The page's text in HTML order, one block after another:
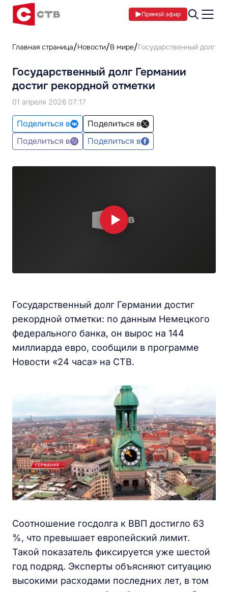
Прямой эфир
Главная страница Новости В мире Государственный долг
Государственный долг Германии
достиг рекордной отметки
01 апреля 2026 07:17
Поделиться в
Поделиться в
Поделиться в
Поделиться в
Государственный долг Германии достиг
рекордной отметки: по данным Немецкого
федерального банка, он вырос на 144
миллиарда евро, сообщили в программе
Новости «24 часа» на СТВ.
Соотношение госдолга к ВВП достигло 63
%, что превышает европейский лимит.
Такой показатель фиксируется уже шестой
год подряд. Эксперты объясняют ситуацию
высокими расходами последних лет, в том